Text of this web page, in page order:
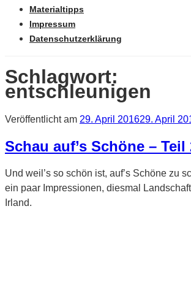
Materialtipps
Impressum
Datenschutzerklärung
Schlagwort:
entschleunigen
Veröffentlicht am 29. April 201629. April
Schau auf’s Schöne – Teil
Und weil’s so schön ist, auf’s Schöne zu
ein paar Impressionen, diesmal
Irland.